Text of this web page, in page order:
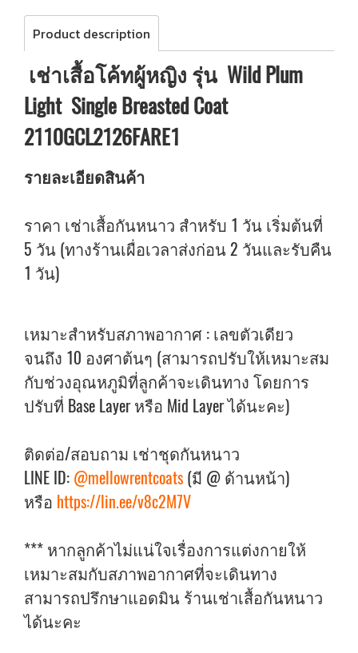
Product description
เช่าเสื้อโค้ทผู้หญิง รุ่น Wild Plum
Light Single Breasted Coat
2110GCL2126FARE1
รายละเอียดสินค้า
ราคา เช่าเสื้อกันหนาว สำหรับ 1 วัน เริ่มต้นที่
5 วัน (ทางร้านเผื่อเวลาส่งก่อน 2 วันและรับคืน
1 วัน)
เหมาะสำหรับสภาพอากาศ : เลขตัวเดียว
จนถึง 10 องศาต้นๆ (สามารถปรับให้เหมาะสม
กับช่วงอุณหภูมิที่ลูกค้าจะเดินทาง โดยการ
ปรับที่ Base Layer หรือ Mid Layer ได้นะคะ)
ติดต่อ/สอบถาม เช่าชุดกันหนาว
LINE ID: @mellowrentcoats (มี @ ด้านหน้า)
หรือ https://lin.ee/v8c2M7V
*** หากลูกค้าไม่แน่ใจเรื่องการแต่งกายให้
เหมาะสมกับสภาพอากาศที่จะเดินทาง
สามารถปรึกษาแอดมิน ร้านเช่าเสื้อกันหนาว
ได้นะคะ